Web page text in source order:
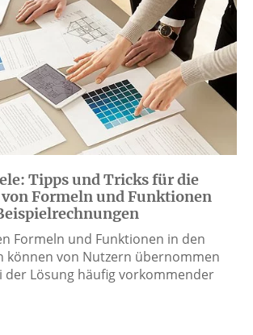
Tipps und Tricks für die
Formeln und Funktionen
Formeln und Funktionen in den
können von Nutzern übernommen
der Lösung häufig vorkommender